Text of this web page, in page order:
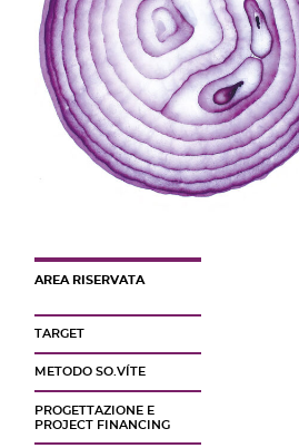
AREA RISERVATA
TARGET
METODO SO.VÍTE
PROGETTAZIONE E
PROJECT FINANCING